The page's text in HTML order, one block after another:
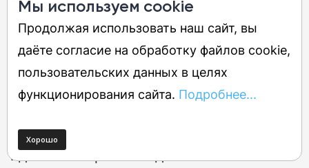
пластикового корпуса. Опровергаю — он
лишь неудобен для портретов из-за
отсутствия боке, но для пейзажей,
стрит-фото, тревел-съёмки и макро
15 см и коэффициент 0,38×) подходит
идеально. Просто надо знать его
Мы используем cookie
Продолжая использовать наш сайт, вы
даёте согласие на обработку файлов cookie,
пользовательских данных в целях
функционирования сайта. Подробнее...